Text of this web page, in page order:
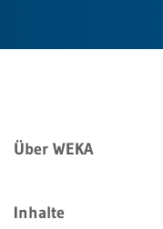
Über WEKA
Inhalte